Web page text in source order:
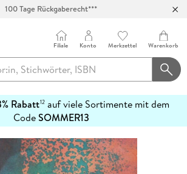
100 Tage Rückgaberecht***
Filiale Konto Merkzettel Warenkorb
Rabatt12auf viele Sortimente mit dem
CodeSOMMER13